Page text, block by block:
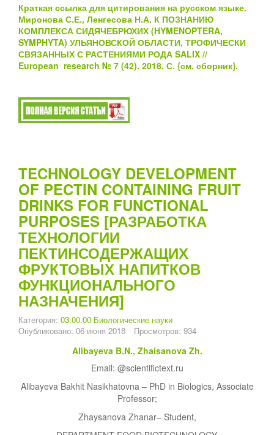
Краткая ссылка для цитирования на русском языке.
Миронова С.Е., Ленгесова Н.А. К ПОЗНАНИЮ
КОМПЛЕКСА СИДЯЧЕБРЮХИХ (HYMENOPTERA,
SYMPHYTA) УЛЬЯНОВСКОЙ ОБЛАСТИ, ТРОФИЧЕСКИ
СВЯЗАННЫХ С РАСТЕНИЯМИ РОДА SALIX //
European research № 7 (42). 2018. С. {см. сборник}.
TECHNOLOGY DEVELOPMENT
OF PECTIN CONTAINING FRUIT
DRINKS FOR FUNCTIONAL
PURPOSES [РАЗРАБОТКА
ТЕХНОЛОГИИ
ПЕКТИНСОДЕРЖАЩИХ
ФРУКТОВЫХ НАПИТКОВ
ФУНКЦИОНАЛЬНОГО
НАЗНАЧЕНИЯ]
Категория: 03.00.00 Биологические науки
Опубликовано: 06 июня 2018
Просмотров: 934
Alibayeva B.N., Zhaisanova Zh.
Email: @scientifictext.ru
Alibayeva Bakhit Nasikhatovna – PhD in Biologics, Associate
Professor;
Zhaysanova Zhanar– Student,